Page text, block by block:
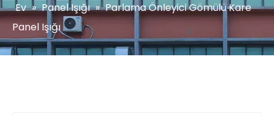
Ev » Panel Işığı » Parlama Önleyici Gömülü Kare
Panel Işığı